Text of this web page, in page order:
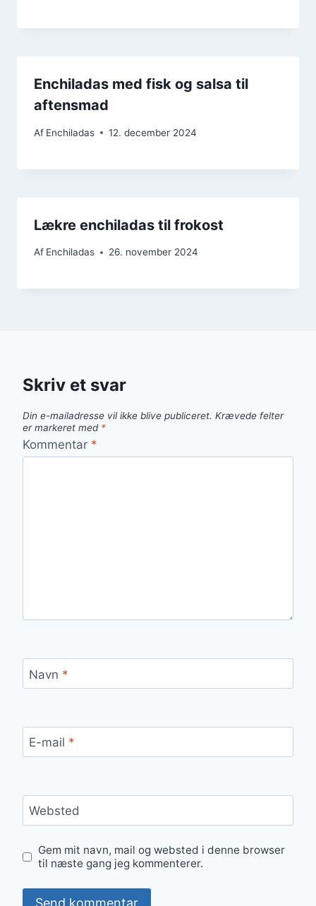
Enchiladas med fisk og salsa til
aftensmad
Af Enchiladas 12. december 2024
Lækre enchiladas til frokost
Af Enchiladas 26. november 2024
Skriv et svar
Din e-mailadresse vil ikke blive publiceret. Krævede felter
er markeret med *
Kommentar *
Navn *
E-mail *
Websted
Gem mit navn, mail og websted i denne browser
til næste gang jeg kommenterer.